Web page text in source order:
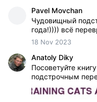
Pavel Movchan
Чудовищный
года!)))) всё
18 Nov 2023
Anatoly Diky
Посоветуйте
подстрочным